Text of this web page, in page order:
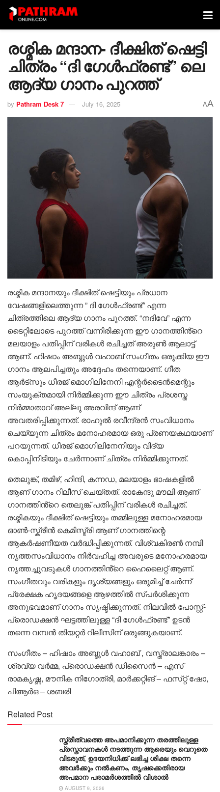
രശ്മിക മന്ദാന- ദീക്ഷിത് ഷെട്ടി
ചിത്രം “ദി ഗേൾഫ്രണ്ട്” ലെ
ആദ്യ ഗാനം പുറത്ത്
by Pathram Desk 7 July 16, 2025 AA
രശ്മിക മന്ദാനയും ദീക്ഷിത് ഷെട്ടിയും പ്രധാന
വേഷങ്ങളിലെത്തുന്ന ” ദി ഗേൾഫ്രണ്ട്” എന്ന
ചിത്രത്തിലെ ആദ്യ ഗാനം പുറത്ത്. “നദിവേ” എന്ന
ടൈറ്റിലോടെ പുറത്ത് വന്നിരിക്കുന്ന ഈ ഗാനത്തിൻ്റെ
മലയാളം പതിപ്പിന് വരികൾ രചിച്ചത് അരുൺ ആലാട്ട്
ആണ്. ഹിഷാം അബ്ദുൾ വഹാബ് സംഗീതം ഒരുക്കിയ ഈ
ഗാനം ആലപിച്ചതും അദ്ദേഹം തന്നെയാണ്. ഗീത
ആർട്‌സും ധീരജ് മൊഗിലിനേനി എന്റർടൈൻമെന്റും
സംയുക്തമായി നിർമ്മിക്കുന്ന ഈ ചിത്രം പ്രശസ്ത
നിർമ്മാതാവ് അല്ലു അരവിന്ദ് ആണ്
അവതരിപ്പിക്കുന്നത്. രാഹുൽ രവീന്ദ്രൻ സംവിധാനം
ചെയ്യുന്ന ചിത്രം മനോഹരമായ ഒരു പ്രണയകഥയാണ്
പറയുന്നത്. ധീരജ് മൊഗിലിനേനിയും വിദ്യ
കൊപ്പിനീടിയും ചേർന്നാണ് ചിത്രം നിർമ്മിക്കുന്നത്.
തെലുങ്ക്, തമിഴ്, ഹിന്ദി, കന്നഡ, മലയാളം ഭാഷകളിൽ
ആണ് ഗാനം റിലീസ് ചെയ്തത്. രാകേന്ദു മൗലി ആണ്
ഗാനത്തിൻ്റെ തെലുങ്ക് പതിപ്പിന് വരികൾ രചിച്ചത്.
രശ്മികയും ദീക്ഷിത് ഷെട്ടിയും തമ്മിലുള്ള മനോഹരമായ
ഓൺ-സ്ക്രീൻ കെമിസ്ട്രി ആണ് ഗാനത്തിന്റെ
ആകർഷണീയത വർദ്ധിപ്പിക്കുന്നത്. വിശ്വകിരൺ നമ്പി
നൃത്തസംവിധാനം നിർവഹിച്ച അവരുടെ മനോഹരമായ
നൃത്തച്ചുവടുകൾ ഗാനത്തിൻ്റെ ഹൈലൈറ്റ് ആണ്.
സംഗീതവും വരികളും ദൃശ്യങ്ങളും ഒരുമിച്ച് ചേർന്ന്
പ്രേക്ഷക ഹൃദയങ്ങളെ ആഴത്തിൽ സ്പർശിക്കുന്ന
അനുഭവമാണ് ഗാനം സൃഷ്ടിക്കുന്നത്. നിലവിൽ പോസ്റ്റ്-
പ്രൊഡക്ഷൻ ഘട്ടത്തിലുള്ള “ദി ഗേൾഫ്രണ്ട്” ഉടൻ
തന്നെ വമ്പൻ തിയറ്റർ റിലീസിന് ഒരുങ്ങുകയാണ്.
സംഗീതം – ഹിഷാം അബ്ദുൾ വഹാബ് , വസ്ത്രാലങ്കാരം –
ശ്രവ്യ വർമ്മ, പ്രൊഡക്ഷൻ ഡിസൈൻ – എസ്
രാമകൃഷ്ണ, മൗനിക നിഗോത്രി, മാർക്കറ്റിങ് – ഫസ്‌റ്റ് ഷോ,
പിആർഒ – ശബരി
Related Post
സ്ത്രീത്വത്തെ അപമാനിക്കുന്ന തരത്തിലുള്ള
പ്രസ്താവനകൾ നടത്തുന്ന ആരെയും വെറുതെ
വിടരുത്, ഉദയനിധിക്ക് ലഭിച്ച ശിക്ഷ തന്നെ
അവര്‍ക്കും നല്‍കണം, തൃഷക്കെതിരായ
അപമാന പരാമർശത്തിൽ വിശാൽ
AUGUST 9, 2026